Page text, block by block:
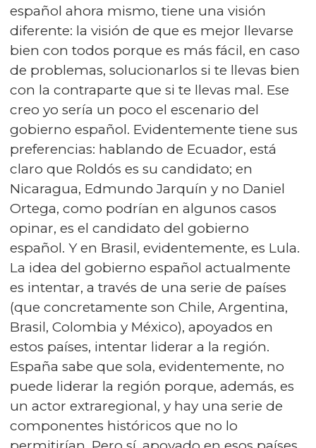
español ahora mismo, tiene una visión
diferente: la visión de que es mejor llevarse
bien con todos porque es más fácil, en caso
de problemas, solucionarlos si te llevas bien
con la contraparte que si te llevas mal. Ese
creo yo sería un poco el escenario del
gobierno español. Evidentemente tiene sus
preferencias: hablando de Ecuador, está
claro que Roldós es su candidato; en
Nicaragua, Edmundo Jarquín y no Daniel
Ortega, como podrían en algunos casos
opinar, es el candidato del gobierno
español. Y en Brasil, evidentemente, es Lula.
La idea del gobierno español actualmente
es intentar, a través de una serie de países
(que concretamente son Chile, Argentina,
Brasil, Colombia y México), apoyados en
estos países, intentar liderar a la región.
España sabe que sola, evidentemente, no
puede liderar la región porque, además, es
un actor extraregional, y hay una serie de
componentes históricos que no lo